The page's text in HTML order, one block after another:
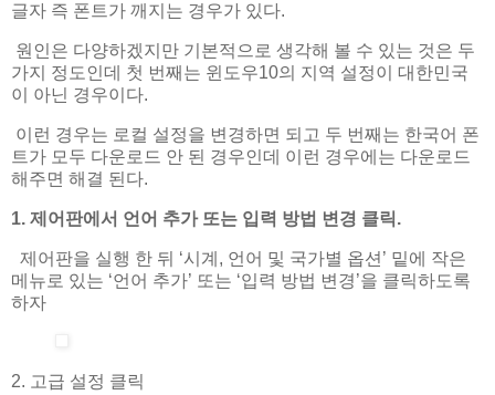
글자 즉 폰트가 깨지는 경우가 있다.
원인은 다양하겠지만 기본적으로 생각해 볼 수 있는 것은 두
가지 정도인데 첫 번째는 윈도우10의 지역 설정이 대한민국
이 아닌 경우이다.
이런 경우는 로컬 설정을 변경하면 되고 두 번째는 한국어 폰
트가 모두 다운로드 안 된 경우인데 이런 경우에는 다운로드
해주면 해결 된다.
1. 제어판에서 언어 추가 또는 입력 방법 변경 클릭.
제어판을 실행 한 뒤 ‘시계, 언어 및 국가별 옵션’ 밑에 작은
메뉴로 있는 ‘언어 추가’ 또는 ‘입력 방법 변경’을 클릭하도록
하자
2. 고급 설정 클릭